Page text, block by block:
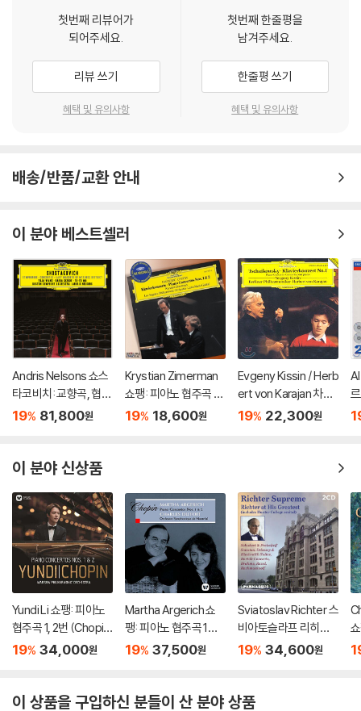
Concertino
Lutoslawski
Violin Sonata No. 5
Falla Noches En Los Jardines De Espana
Mores
Taquito Military
Portena
Tres Romances Argentines
Piazzolla
Tre Tanghi
첫번째 리뷰어가
되어주세요.
리뷰 쓰기
혜택 및 유의사항
첫번째 한줄평을
남겨주세요.
한줄평 쓰기
혜택 및 유의사항
배송/반품/교환 안내
이 분야 베스트셀러
Andris Nelsons 쇼스
타코비치: 교향곡, 협주
곡 (Shostakovich: S
of Mtsensk District)
19% 81,800원
Krystian Zimerman
쇼팽: 피아노 협주곡 1,
2번 - 카를로 마리아 줄
19% 18,600원
Evgeny Kissin / Herb
ert von Karajan 차이
코프스키: 피아노 협주
o No.1)
19% 22,300원
이 분야 신상품
Yundi Li 쇼팽: 피아노
협주곡 1, 2번 (Chopin:
Piano Concertos O
19% 34,000원
Martha Argerich 쇼
팽: 피아노 협주곡 1번,
2번 (Chopin: Piano C
19% 37,500원
Sviatoslav Richter 스
비아토슬라프 리히테
르 라이브 레코딩 모음
atest)
19% 34,600원
이 상품을 구입하신 분들이 산 분야 상품